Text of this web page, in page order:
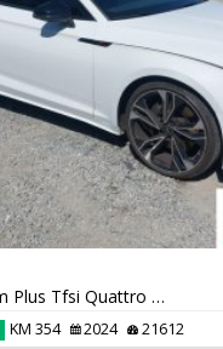
2024r., Premium Plus Tfsi Quattro Tiptronic, 3L, od ubezpieczalni
KM 354 2024 21612